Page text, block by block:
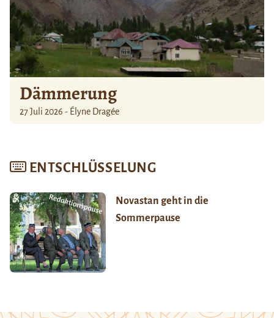
Dämmerung
27 Juli 2026 - Élyne Dragée
ENTSCHLÜSSELUNG
Novastan geht in die
Sommerpause